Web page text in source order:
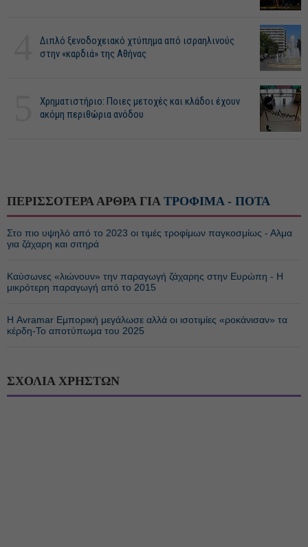
Διπλό ξενοδοχειακό χτύπημα από ισραηλινούς
στην «καρδιά» της Αθήνας
Χρηματιστήριο: Ποιες μετοχές και κλάδοι έχουν
ακόμη περιθώρια ανόδου
ΠΕΡΙΣΣΟΤΕΡΑ ΑΡΘΡΑ ΓΙΑ ΤΡΟΦΙΜΑ - ΠΟΤΑ
Στο πιο υψηλό από το 2023 οι τιμές τροφίμων παγκοσμίως - Αλμα
για ζάχαρη και σιτηρά
Καύσωνες «λιώνουν» την παραγωγή ζάχαρης στην Ευρώπη - Η
μικρότερη παραγωγή από το 2015
Η Avramar Εμπορική μεγάλωσε αλλά οι ισοτιμίες «ροκάνισαν» τα
κέρδη-Το αποτύπωμα του 2025
ΣΧΟΛΙΑ ΧΡΗΣΤΩΝ